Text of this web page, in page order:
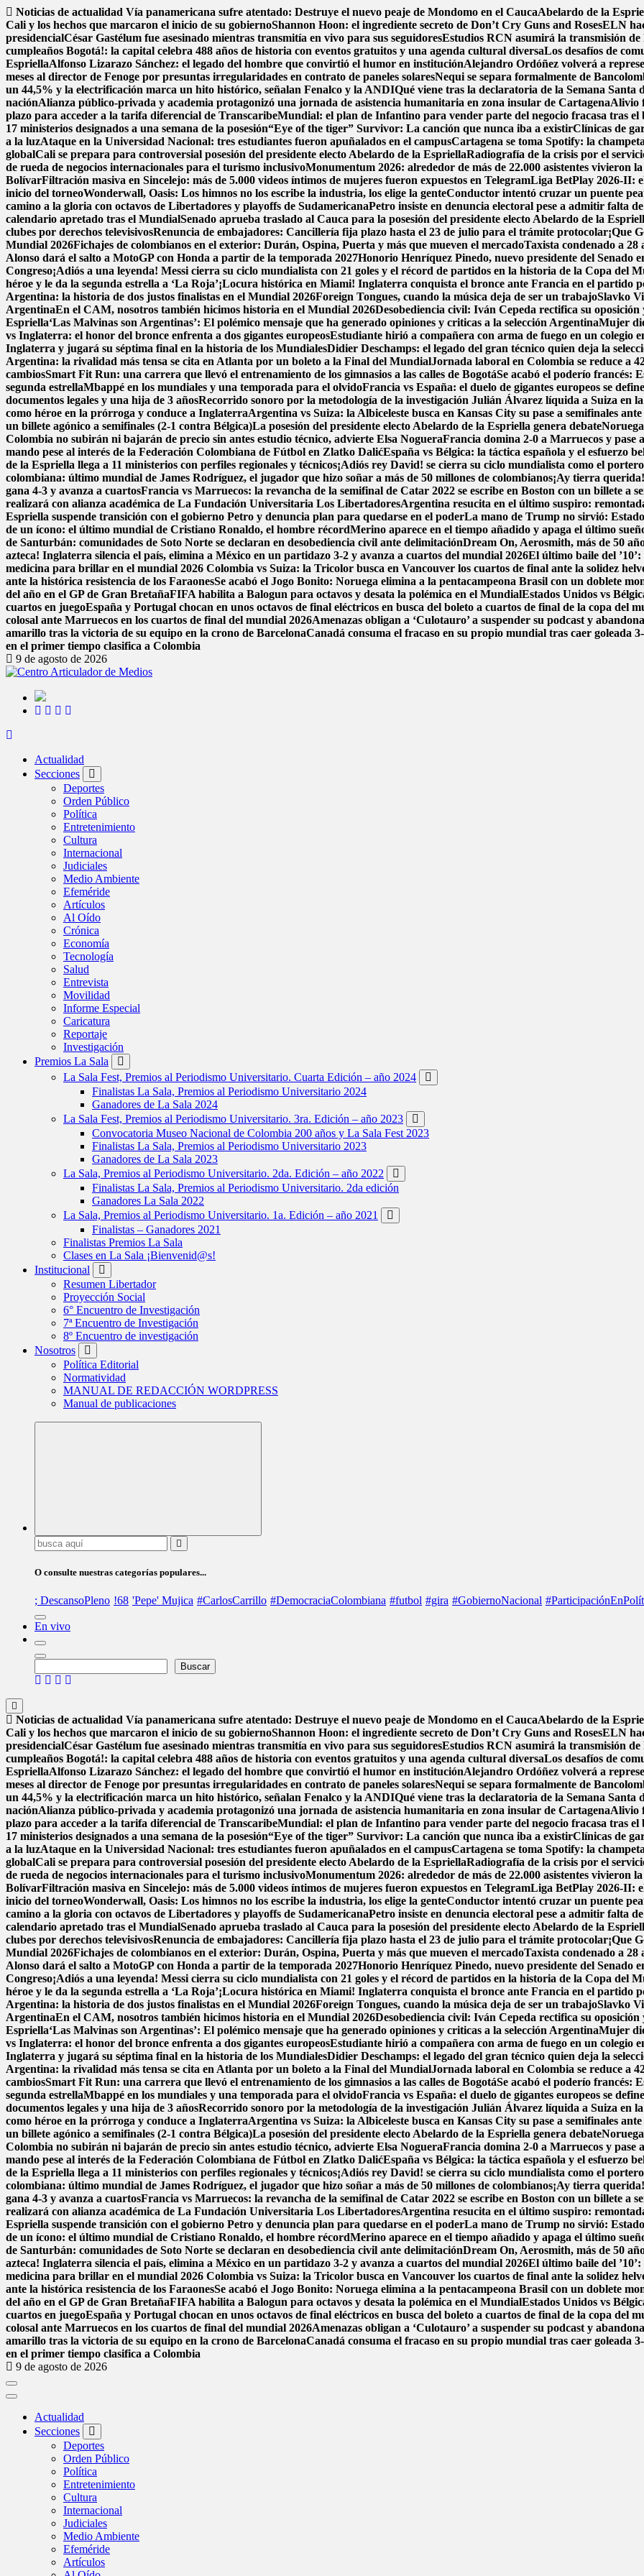
Saltar
al
contenido
Noticias de actualidad Vía panamericana sufre atentado: Destruye el nuevo peaje de Mondomo en el CaucaAbelardo de la
Cali y los hechos que marcaron el inicio de su gobiernoShannon Hoon: el ingrediente secreto de Don’t Cry Guns and RosesELN
presidencialCésar Gastélum fue asesinado mientras transmitía en vivo para sus seguidoresEstudios RCN asumirá la transmisión
cumpleaños Bogotá!: la capital celebra 488 años de historia con eventos gratuitos y una agenda cultural diversaLos desafíos de
EspriellaAlfonso Lizarazo Sánchez: el legado del hombre que convirtió el humor en instituciónAlejandro Ordóñez volverá a
meses al director de Fenoge por presuntas irregularidades en contrato de paneles solaresNequi se separa formalmente de
un 44,5% y la electrificación marca un hito histórico, señalan Fenalco y la ANDIQué viene tras la declaratoria de la Semana
naciónAlianza público-privada y academia protagonizó una jornada de asistencia humanitaria en zona insular de CartagenaAlivio
plazo para acceder a la tarifa diferencial de TranscaribeMundial: el plan de Infantino para vender parte del negocio fracasa tras el
17 ministerios designados a una semana de la posesión“Eye of the tiger” Survivor: La canción que nunca iba a existirClínicas de
a la luzAtaque en la Universidad Nacional: tres estudiantes fueron apuñalados en el campusCartagena se toma Spotify: la
globalCali se prepara para controversial posesión del presidente electo Abelardo de la EspriellaRadiografía de la crisis por el
de rueda de negocios internacionales para el turismo inclusivoMonumentum 2026: alrededor de más de 22.000 asistentes vivieron
BolívarFiltración masiva en Sincelejo: más de 5.000 videos íntimos de mujeres fueron expuestos en TelegramLiga BetPlay 2026-II:
inicio del torneoWonderwall, Oasis: Los himnos no los escribe la industria, los elige la genteConductor intentó cruzar un puente
camino a la gloria con octavos de Libertadores y playoffs de SudamericanaPetro insiste en denuncia electoral pese a admitir falta
calendario apretado tras el MundialSenado aprueba traslado al Cauca para la posesión del presidente electo Abelardo de la
clubes por derechos televisivosRenuncia de embajadores: Cancillería fija plazo hasta el 23 de julio para el trámite protocolar¡Que
Mundial 2026Fichajes de colombianos en el exterior: Durán, Ospina, Puerta y más que mueven el mercadoTaxista condenado a 28
Alonso dará el salto a MotoGP con Honda a partir de la temporada 2027Honorio Henríquez Pinedo, nuevo presidente del Senado
Congreso¡Adiós a una leyenda! Messi cierra su ciclo mundialista con 21 goles y el récord de partidos en la historia de la Copa del
héroe y le da la segunda estrella a ‘La Roja’¡Locura histórica en Miami! Inglaterra conquista el bronce ante Francia en el partido
Argentina: la historia de dos justos finalistas en el Mundial 2026Foreign Tongues, cuando la música deja de ser un trabajoSlavko
ArgentinaEn el CAM, nosotros también hicimos historia en el Mundial 2026Desobediencia civil: Iván Cepeda rectifica su
Espriella‘Las Malvinas son Argentinas’: El polémico mensaje que ha generado opiniones y criticas a la selección ArgentinaMujer
vs Inglaterra: el honor del bronce enfrenta a dos gigantes europeosEstudiante hirió a compañera con arma de fuego en un colegio
Inglaterra y jugará su séptima final en la historia de los MundialesDidier Deschamps: el legado del gran técnico quien deja la
Argentina: la rivalidad más tensa se cita en Atlanta por un boleto a la Final del MundialJornada laboral en Colombia se reduce a
cambiosSmart Fit Run: una carrera que llevó el entrenamiento de los gimnasios a las calles de BogotáSe acabó el poderío francés:
segunda estrellaMbappé en los mundiales y una temporada para el olvidoFrancia vs España: el duelo de gigantes europeos se
documentos legales y una hija de 3 añosRecorrido sonoro por la metodología de la investigación Julián Álvarez líquida a Suiza en
como héroe en la prórroga y conduce a InglaterraArgentina vs Suiza: la Albiceleste busca en Kansas City su pase a semifinales
un billete agónico a semifinales (2-1 contra Bélgica)La posesión del presidente electo Abelardo de la Espriella genera debate
Colombia no subirán ni bajarán de precio sin antes estudio técnico, advierte Elsa NogueraFrancia domina 2-0 a Marruecos y pase
mando pese al interés de la Federación Colombiana de Fútbol en Zlatko DalićEspaña vs Bélgica: la táctica española y el esfuerzo
de la Espriella llega a 11 ministerios con perfiles regionales y técnicos¡Adiós rey David! se cierra su ciclo mundialista como el
colombiana: último mundial de James Rodríguez, el jugador que hizo soñar a más de 50 millones de colombianos¡Ay tierra
gana 4-3 y avanza a cuartosFrancia vs Marruecos: la revancha de la semifinal de Catar 2022 se escribe en Boston con un billete a
realizará con alianza académica de La Fundación Universitaria Los LibertadoresArgentina resucita en el último suspiro:
Espriella suspende transición con el gobierno Petro y denuncia plan para quedarse en el poderLa mano de Trump no sirvió:
de un ícono: el último mundial de Cristiano Ronaldo, el hombre récordMerino aparece en el tiempo añadido y apaga el último
de Santurbán: comunidades de Soto Norte se declaran en desobediencia civil ante delimitaciónDream On, Aerosmith, más de 50
azteca! Inglaterra silencia el país, elimina a México en un partidazo 3-2 y avanza a cuartos del mundial 2026El último baile del
medicina para brillar en el mundial 2026 Colombia vs Suiza: la Tricolor busca en Vancouver los cuartos de final ante la solidez
ante la histórica resistencia de los FaraonesSe acabó el Jogo Bonito: Noruega elimina a la pentacampeona Brasil con un doblete
del año en el GP de Gran BretañaFIFA habilita a Balogun para octavos y desata la polémica en el MundialEstados Unidos vs
cuartos en juegoEspaña y Portugal chocan en unos octavos de final eléctricos en busca del boleto a cuartos de final de la copa del
colosal ante Marruecos en los cuartos de final del mundial 2026Amenazas obligan a ‘Culotauro’ a suspender su podcast y
amarillo tras la victoria de su equipo en la crono de BarcelonaCanadá consuma el fracaso en su propio mundial tras caer goleada
en el primer tiempo clasifica a Colombia
9 de agosto de 2026
Actualidad
Secciones
Deportes
Orden Público
Política
Entretenimiento
Cultura
Internacional
Judiciales
Medio Ambiente
Efeméride
Artículos
Al Oído
Crónica
Economía
Tecnología
Salud
Entrevista
Movilidad
Informe Especial
Caricatura
Reportaje
Investigación
Premios La Sala
La Sala Fest, Premios al Periodismo Universitario. Cuarta Edición – año 2024
Finalistas La Sala, Premios al Periodismo Universitario 2024
Ganadores de La Sala 2024
La Sala Fest, Premios al Periodismo Universitario. 3ra. Edición – año 2023
Convocatoria Museo Nacional de Colombia 200 años y La Sala Fest 2023
Finalistas La Sala, Premios al Periodismo Universitario 2023
Ganadores de La Sala 2023
La Sala, Premios al Periodismo Universitario. 2da. Edición – año 2022
Finalistas La Sala, Premios al Periodismo Universitario. 2da edición
Ganadores La Sala 2022
La Sala, Premios al Periodismo Universitario. 1a. Edición – año 2021
Finalistas – Ganadores 2021
Finalistas Premios La Sala
Clases en La Sala ¡Bienvenid@s!
Institucional
Resumen Libertador
Proyección Social
6° Encuentro de Investigación
7ª Encuentro de Investigación
8º Encuentro de investigación
Nosotros
Política Editorial
Normatividad
MANUAL DE REDACCIÓN WORDPRESS
Manual de publicaciones
Buscar:
O consulte nuestras categorías populares...
; DescansoPleno !68 'Pepe' Mujica #CarlosCarrillo #DemocraciaColombiana #futbol #gira #GobiernoNacional
En vivo
Buscar
Noticias de actualidad Vía panamericana sufre atentado: Destruye el nuevo peaje de Mondomo en el CaucaAbelardo de la
Cali y los hechos que marcaron el inicio de su gobiernoShannon Hoon: el ingrediente secreto de Don’t Cry Guns and RosesELN
presidencialCésar Gastélum fue asesinado mientras transmitía en vivo para sus seguidoresEstudios RCN asumirá la transmisión
cumpleaños Bogotá!: la capital celebra 488 años de historia con eventos gratuitos y una agenda cultural diversaLos desafíos de
EspriellaAlfonso Lizarazo Sánchez: el legado del hombre que convirtió el humor en instituciónAlejandro Ordóñez volverá a
meses al director de Fenoge por presuntas irregularidades en contrato de paneles solaresNequi se separa formalmente de
un 44,5% y la electrificación marca un hito histórico, señalan Fenalco y la ANDIQué viene tras la declaratoria de la Semana
naciónAlianza público-privada y academia protagonizó una jornada de asistencia humanitaria en zona insular de CartagenaAlivio
plazo para acceder a la tarifa diferencial de TranscaribeMundial: el plan de Infantino para vender parte del negocio fracasa tras el
17 ministerios designados a una semana de la posesión“Eye of the tiger” Survivor: La canción que nunca iba a existirClínicas de
a la luzAtaque en la Universidad Nacional: tres estudiantes fueron apuñalados en el campusCartagena se toma Spotify: la
globalCali se prepara para controversial posesión del presidente electo Abelardo de la EspriellaRadiografía de la crisis por el
de rueda de negocios internacionales para el turismo inclusivoMonumentum 2026: alrededor de más de 22.000 asistentes vivieron
BolívarFiltración masiva en Sincelejo: más de 5.000 videos íntimos de mujeres fueron expuestos en TelegramLiga BetPlay 2026-II:
inicio del torneoWonderwall, Oasis: Los himnos no los escribe la industria, los elige la genteConductor intentó cruzar un puente
camino a la gloria con octavos de Libertadores y playoffs de SudamericanaPetro insiste en denuncia electoral pese a admitir falta
calendario apretado tras el MundialSenado aprueba traslado al Cauca para la posesión del presidente electo Abelardo de la
clubes por derechos televisivosRenuncia de embajadores: Cancillería fija plazo hasta el 23 de julio para el trámite protocolar¡Que
Mundial 2026Fichajes de colombianos en el exterior: Durán, Ospina, Puerta y más que mueven el mercadoTaxista condenado a 28
Alonso dará el salto a MotoGP con Honda a partir de la temporada 2027Honorio Henríquez Pinedo, nuevo presidente del Senado
Congreso¡Adiós a una leyenda! Messi cierra su ciclo mundialista con 21 goles y el récord de partidos en la historia de la Copa del
héroe y le da la segunda estrella a ‘La Roja’¡Locura histórica en Miami! Inglaterra conquista el bronce ante Francia en el partido
Argentina: la historia de dos justos finalistas en el Mundial 2026Foreign Tongues, cuando la música deja de ser un trabajoSlavko
ArgentinaEn el CAM, nosotros también hicimos historia en el Mundial 2026Desobediencia civil: Iván Cepeda rectifica su
Espriella‘Las Malvinas son Argentinas’: El polémico mensaje que ha generado opiniones y criticas a la selección ArgentinaMujer
vs Inglaterra: el honor del bronce enfrenta a dos gigantes europeosEstudiante hirió a compañera con arma de fuego en un colegio
Inglaterra y jugará su séptima final en la historia de los MundialesDidier Deschamps: el legado del gran técnico quien deja la
Argentina: la rivalidad más tensa se cita en Atlanta por un boleto a la Final del MundialJornada laboral en Colombia se reduce a
cambiosSmart Fit Run: una carrera que llevó el entrenamiento de los gimnasios a las calles de BogotáSe acabó el poderío francés:
segunda estrellaMbappé en los mundiales y una temporada para el olvidoFrancia vs España: el duelo de gigantes europeos se
documentos legales y una hija de 3 añosRecorrido sonoro por la metodología de la investigación Julián Álvarez líquida a Suiza en
como héroe en la prórroga y conduce a InglaterraArgentina vs Suiza: la Albiceleste busca en Kansas City su pase a semifinales
un billete agónico a semifinales (2-1 contra Bélgica)La posesión del presidente electo Abelardo de la Espriella genera debate
Colombia no subirán ni bajarán de precio sin antes estudio técnico, advierte Elsa NogueraFrancia domina 2-0 a Marruecos y pase
mando pese al interés de la Federación Colombiana de Fútbol en Zlatko DalićEspaña vs Bélgica: la táctica española y el esfuerzo
de la Espriella llega a 11 ministerios con perfiles regionales y técnicos¡Adiós rey David! se cierra su ciclo mundialista como el
colombiana: último mundial de James Rodríguez, el jugador que hizo soñar a más de 50 millones de colombianos¡Ay tierra
gana 4-3 y avanza a cuartosFrancia vs Marruecos: la revancha de la semifinal de Catar 2022 se escribe en Boston con un billete a
realizará con alianza académica de La Fundación Universitaria Los LibertadoresArgentina resucita en el último suspiro:
Espriella suspende transición con el gobierno Petro y denuncia plan para quedarse en el poderLa mano de Trump no sirvió:
de un ícono: el último mundial de Cristiano Ronaldo, el hombre récordMerino aparece en el tiempo añadido y apaga el último
de Santurbán: comunidades de Soto Norte se declaran en desobediencia civil ante delimitaciónDream On, Aerosmith, más de 50
azteca! Inglaterra silencia el país, elimina a México en un partidazo 3-2 y avanza a cuartos del mundial 2026El último baile del
medicina para brillar en el mundial 2026 Colombia vs Suiza: la Tricolor busca en Vancouver los cuartos de final ante la solidez
ante la histórica resistencia de los FaraonesSe acabó el Jogo Bonito: Noruega elimina a la pentacampeona Brasil con un doblete
del año en el GP de Gran BretañaFIFA habilita a Balogun para octavos y desata la polémica en el MundialEstados Unidos vs
cuartos en juegoEspaña y Portugal chocan en unos octavos de final eléctricos en busca del boleto a cuartos de final de la copa del
colosal ante Marruecos en los cuartos de final del mundial 2026Amenazas obligan a ‘Culotauro’ a suspender su podcast y
amarillo tras la victoria de su equipo en la crono de BarcelonaCanadá consuma el fracaso en su propio mundial tras caer goleada
en el primer tiempo clasifica a Colombia
9 de agosto de 2026
Actualidad
Secciones
Deportes
Orden Público
Política
Entretenimiento
Cultura
Internacional
Judiciales
Medio Ambiente
Efeméride
Artículos